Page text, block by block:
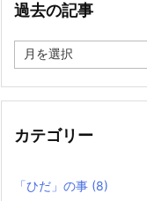
過去の記事
去
記
カテゴリー
「ひだ」の事 (8)